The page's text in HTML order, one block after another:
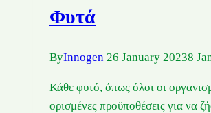
Φυτά
ByInnogen 26 January 20238
Κάθε φυτό, όπως όλοι οι
ορισμένες προϋποθέσεις για να